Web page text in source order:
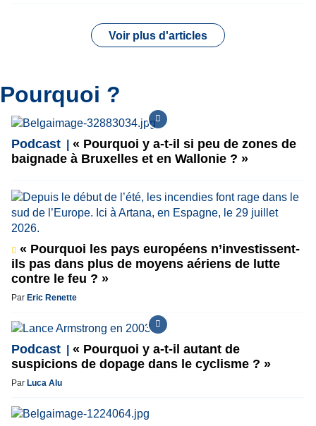
Voir plus d'articles
Pourquoi ?
Podcast
« Pourquoi y a-t-il si peu de zones de
baignade à Bruxelles et en Wallonie ? »
« Pourquoi les pays européens n’investissent-
ils pas dans plus de moyens aériens de lutte
contre le feu ? »
Par Eric Renette
Podcast
« Pourquoi y a-t-il autant de
suspicions de dopage dans le cyclisme ? »
Par Luca Alu